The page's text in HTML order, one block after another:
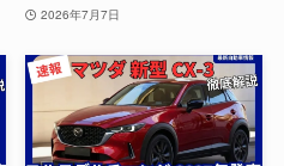
2026年7月7日